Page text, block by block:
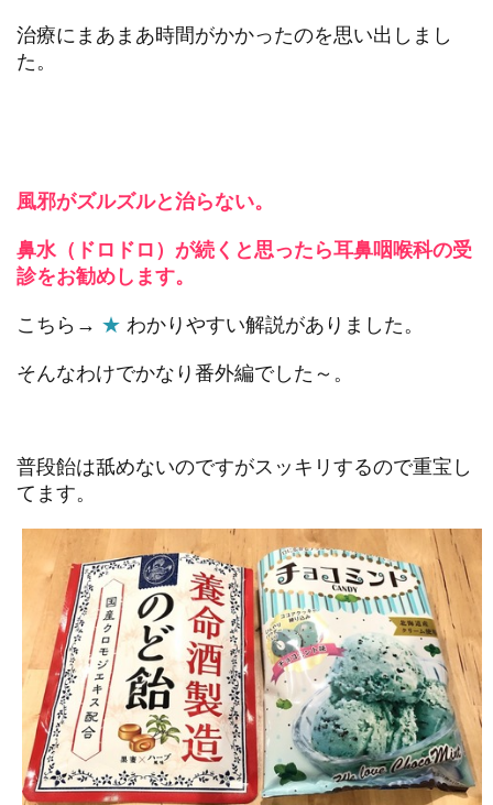
治療にまあまあ時間がかかったのを思い出しまし
た。
風邪がズルズルと治らない。
鼻水（ドロドロ）が続くと思ったら耳鼻咽喉科の受
診をお勧めします。
こちら→ ★ わかりやすい解説がありました。
そんなわけでかなり番外編でした～。
普段飴は舐めないのですがスッキリするので重宝し
てます。